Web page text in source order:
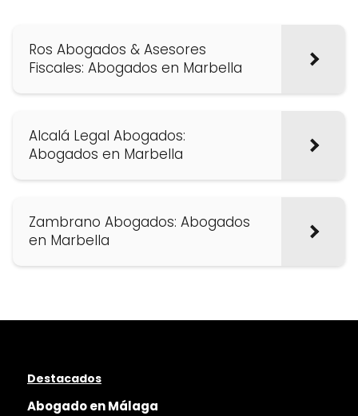
Ros Abogados & Asesores
Fiscales: Abogados en Marbella
Alcalá Legal Abogados:
Abogados en Marbella
Zambrano Abogados: Abogados
en Marbella
Destacados
Abogado en Málaga